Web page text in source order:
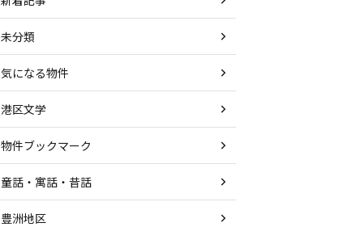
未分類
気になる物件
港区文学
物件ブックマーク
童話・寓話・昔話
豊洲地区